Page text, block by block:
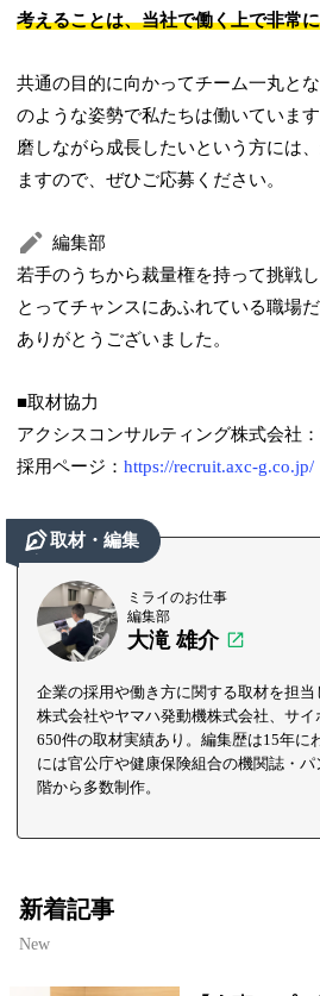
考えることは、当社で働く上で非常
共通の目的に向かってチーム一丸と
のような姿勢で私たちは働いていま
磨しながら成長したいという方には
ますので、ぜひご応募ください。
編集部
若手のうちから裁量権を持って挑戦
とってチャンスにあふれている職場
ありがとうございました。
■取材協力
アクシスコンサルティング株式会社：
採用ページ：https://recruit.axc-g.co.jp/
取材・編集
ミライのお仕事
編集部
大滝 雄介
企業の採用や働き方に関する取材を担
株式会社やヤマハ発動機株式会社、サ
650件の取材実績あり。編集歴は15年に
には官公庁や健康保険組合の機関誌・
階から多数制作。
新着記事
New